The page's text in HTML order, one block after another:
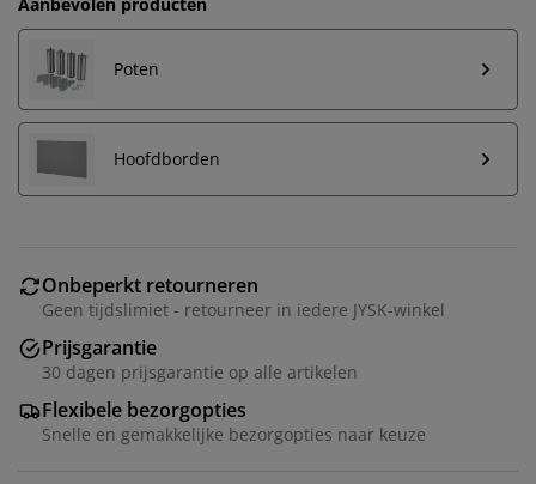
Poten
Hoofdborden
Onbeperkt retourneren
Geen tijdslimiet - retourneer in iedere JYSK-winkel
Prijsgarantie
30 dagen prijsgarantie op alle artikelen
Flexibele bezorgopties
Snelle en gemakkelijke bezorgopties naar keuze